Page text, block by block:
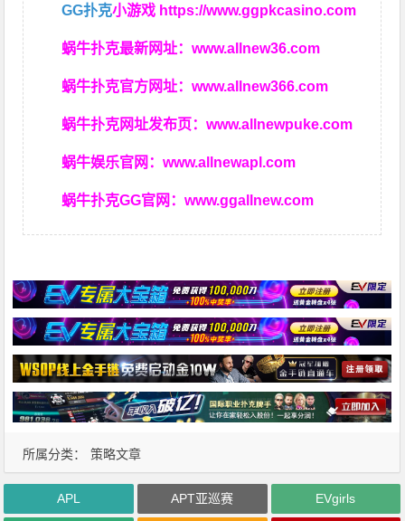
GG扑克小游戏 https://www.ggpkcasino.com
蜗牛扑克最新网址：www.allnew36.com
蜗牛扑克官方网址：www.allnew366.com
蜗牛扑克网址发布页：www.allnewpuke.com
蜗牛娱乐官网：www.allnewapl.com
蜗牛扑克GG官网：www.ggallnew.com
所属分类： 策略文章
APL APT亚巡赛 EVgirls